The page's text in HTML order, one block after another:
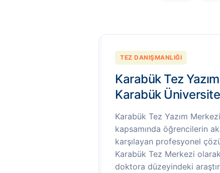
TEZ DANIŞMANLIĞI
Karabük Tez
Karabük
Karabük Tez Yazım
kapsamında öğrencilerin
karşılayan profesyonel
Karabük Tez Merkezi
doktora düzeyindeki